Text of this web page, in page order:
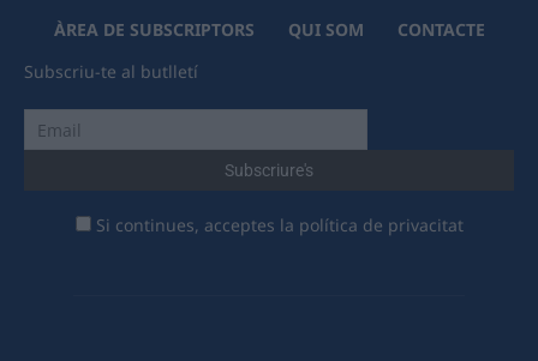
ÀREA DE SUBSCRIPTORS QUI SOM
CONTACTE
Subscriu-te al butlletí
Si continues, acceptes la política de privacitat